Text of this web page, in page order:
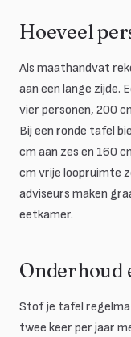
Hoeveel
Als maathandvat
aan een lange zijde.
vier personen, 200
Bij een ronde tafel
cm aan zes en 160
cm vrije loopruimte
adviseurs maken
eetkamer.
Onderhoud
Stof je tafel
twee keer per jaar